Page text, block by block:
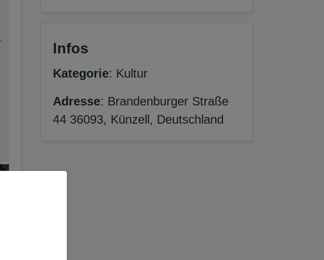
Infos
Kategorie: Kultur
Adresse: Brandenburger Straße
44 36093, Künzell, Deutschland